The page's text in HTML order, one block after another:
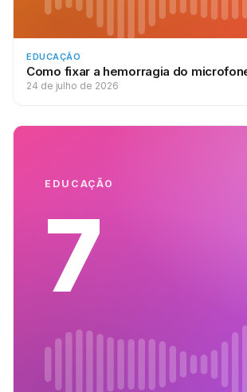
EDUCAÇÃO
Como fixar a hemorragia do
24 de julho de 2026
EDUCAÇÃO
7